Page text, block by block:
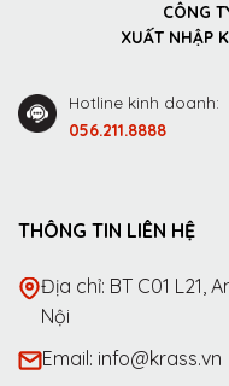
CÔNG
XUẤT NHẬP
Hotline kinh doanh:
056.211.8888
THÔNG TIN LIÊN HỆ
Địa chỉ: BT C01 L21,
Nội
Email: info@krass.vn